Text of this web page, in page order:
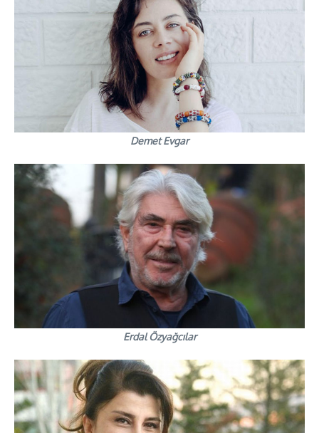
Demet Evgar
Erdal Özyağcılar